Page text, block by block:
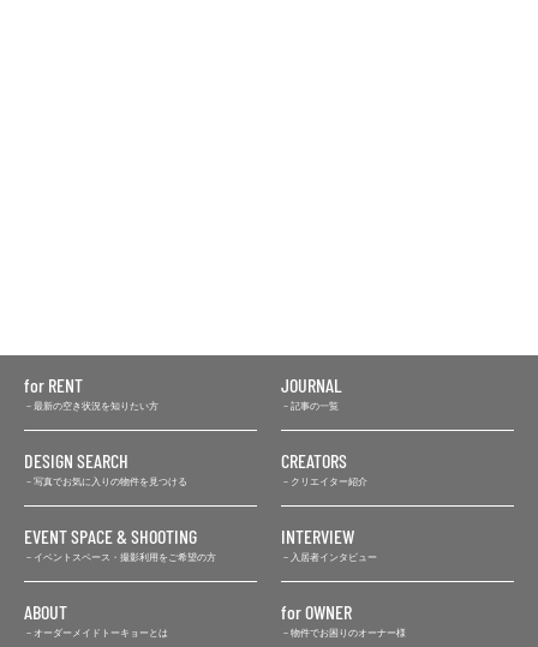
for RENT
最新の空き状況を知りたい方
JOURNAL
記事の一覧
DESIGN SEARCH
写真でお気に入りの物件を見つける
CREATORS
クリエイター紹介
EVENT SPACE & SHOOTING
イベントスペース・撮影利用をご希望の方
INTERVIEW
入居者インタビュー
ABOUT
オーダーメイドトーキョーとは
for OWNER
物件でお困りのオーナー様